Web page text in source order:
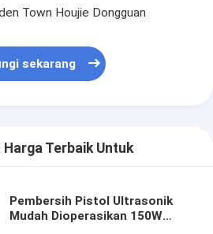
Town Houjie Dongguan
sekarang
Harga Terbaik Untuk
Pembersih Pistol Ultrasonik
Mudah Dioperasikan 150W